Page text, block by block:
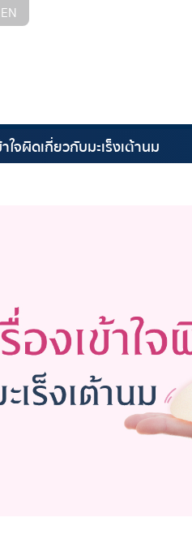
EN
าใจผิดเกี่ยวกับมะเร็งเต้านม